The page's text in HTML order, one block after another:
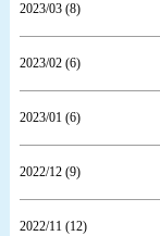
2023/03 (8)
2023/02 (6)
2023/01 (6)
2022/12 (9)
2022/11 (12)